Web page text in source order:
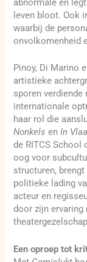
abnormale en
leven bloot. Ook
waarbij de
onvolkomenheid
Pinoy, Di Marino
artistieke
sporen
internationale
haar rol die
Nonkels enIn
de RITCS
oog voor
structuren,
politieke lading
acteur en
door zijn
Een oproep tot